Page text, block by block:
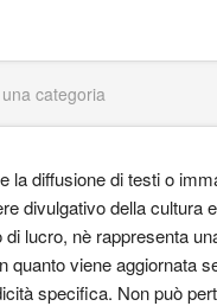
la diffusione di testi o
divulgativo della cultura
lucro, nè rappresenta
quanto viene aggiornata
specifica. Non può